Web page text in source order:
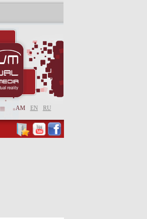
AM EN RU